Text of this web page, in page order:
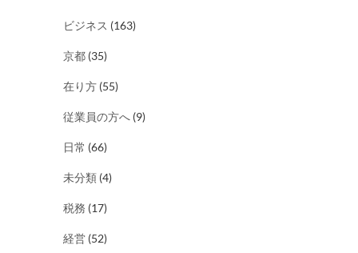
ビジネス (163)
京都 (35)
在り方 (55)
従業員の方へ (9)
日常 (66)
未分類 (4)
税務 (17)
経営 (52)